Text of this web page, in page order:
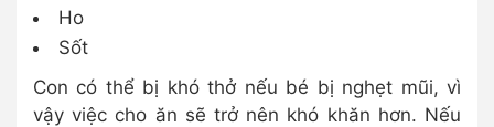
Ho
Sốt
Con có thể bị khó thở nếu bé bị nghẹt mũi, vì
vậy việc cho ăn sẽ trở nên khó khăn hơn. Nếu